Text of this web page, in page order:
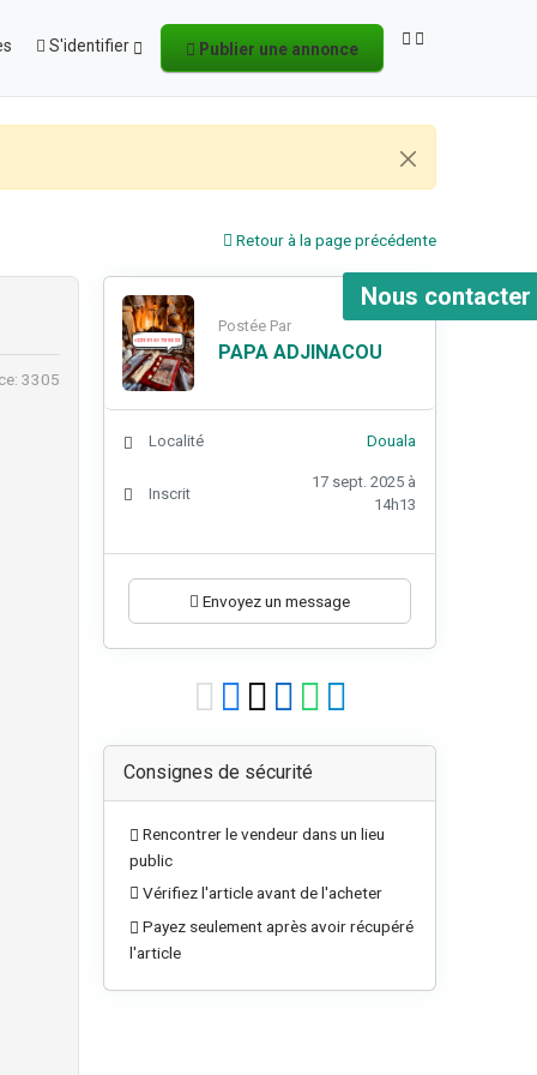
S'identifier Publier une annonce
Retour à la page précédente
3305
Nous contacter
Postée Par
PAPA ADJINACOU
Localité Douala
Inscrit
17 sept. 2025 à
14h13
Envoyez un message
Consignes de sécurité
Rencontrer le vendeur dans un lieu
public
Vérifiez l'article avant de l'acheter
Payez seulement après avoir récupéré
l'article